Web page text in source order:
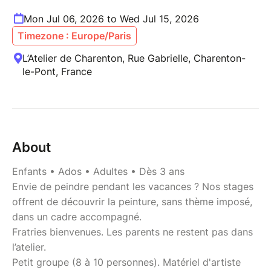
Mon Jul 06, 2026 to Wed Jul 15, 2026
Timezone : Europe/Paris
L’Atelier de Charenton, Rue Gabrielle, Charenton-
le-Pont, France
About
Enfants • Ados • Adultes • Dès 3 ans
Envie de peindre pendant les vacances ? Nos stages
offrent de découvrir la peinture, sans thème imposé,
dans un cadre accompagné.
Fratries bienvenues. Les parents ne restent pas dans
l’atelier.
Petit groupe (8 à 10 personnes). Matériel d'artiste